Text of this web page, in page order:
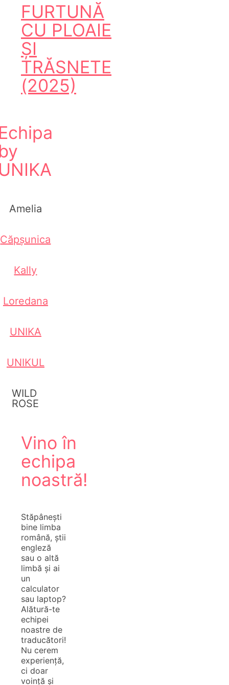
FURTUNĂ
CU PLOAIE
ȘI
TRĂSNETE
(2025)
Amelia
Căpșunica
Kally
Loredana
UNIKA
UNIKUL
WILD
ROSE
Vino în
echipa
noastră!
Stăpânești
bine limba
română, știi
engleză
sau o altă
limbă și ai
un
calculator
sau laptop?
Alătură-te
echipei
noastre de
traducători!
Nu cerem
experiență,
ci doar
voință și